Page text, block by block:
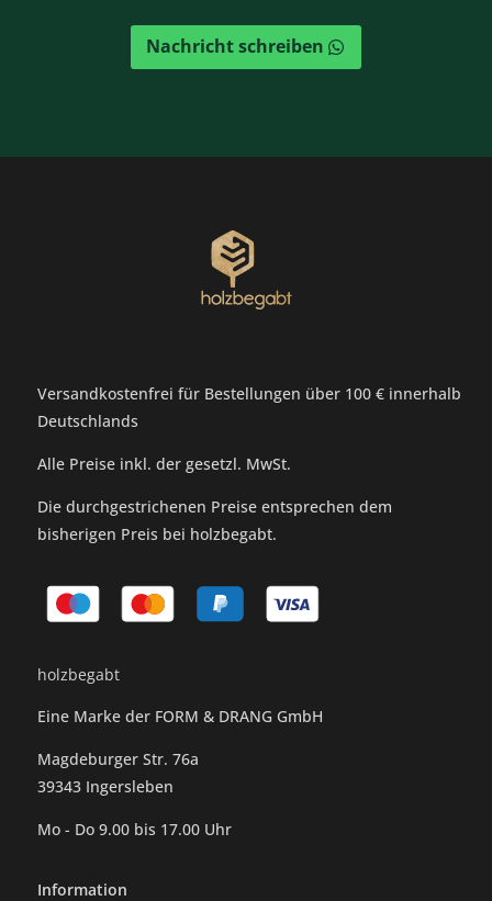
Nachricht schreiben
Versandkostenfrei für Bestellungen über 100 € innerhalb
Deutschlands
Alle Preise inkl. der gesetzl. MwSt.
Die durchgestrichenen Preise entsprechen dem
bisherigen Preis bei holzbegabt.
holzbegabt
Eine Marke der FORM & DRANG GmbH
Magdeburger Str. 76a
39343 Ingersleben
Mo - Do 9.00 bis 17.00 Uhr
Information